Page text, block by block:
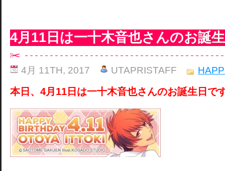
4月11日は一十木音也さんのお誕
4月 11TH, 2017 UTAPRISTAFF
本日、4月11日は一十木音也さんのお誕生日で